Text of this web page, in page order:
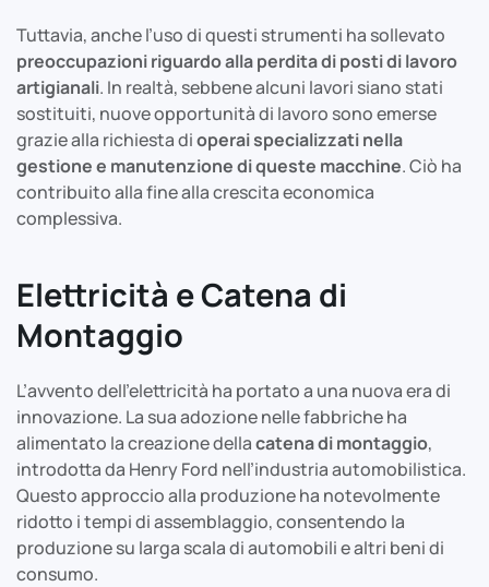
Tuttavia, anche l’uso di questi strumenti ha sollevato
preoccupazioni riguardo alla perdita di posti di lavoro
artigianali. In realtà, sebbene alcuni lavori siano stati
sostituiti, nuove opportunità di lavoro sono emerse
grazie alla richiesta dioperai specializzati nella
gestione e manutenzione di queste macchine. Ciò ha
contribuito alla fine alla crescita economica
complessiva.
Elettricità e Catena di
Montaggio
L’avvento dell’elettricità ha portato a una nuova era di
innovazione. La sua adozione nelle fabbriche ha
alimentato la creazione dellacatena di montaggio,
introdotta da Henry Ford nell’industria automobilistica.
Questo approccio alla produzione ha notevolmente
ridotto i tempi di assemblaggio, consentendo la
produzione su larga scala di automobili e altri beni di
consumo.